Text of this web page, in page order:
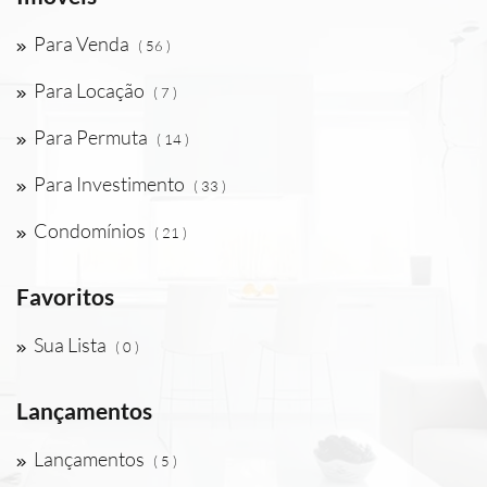
Para Venda ( 56 )
Para Locação ( 7 )
Para Permuta ( 14 )
Para Investimento ( 33 )
Condomínios ( 21 )
Favoritos
Sua Lista ( 0 )
Lançamentos
Lançamentos ( 5 )